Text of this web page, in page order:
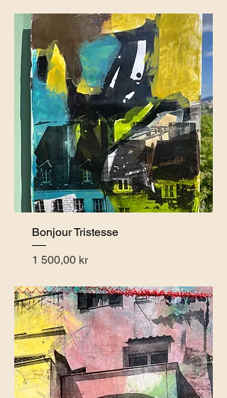
Bonjour Tristesse
Pris
1 500,00 kr